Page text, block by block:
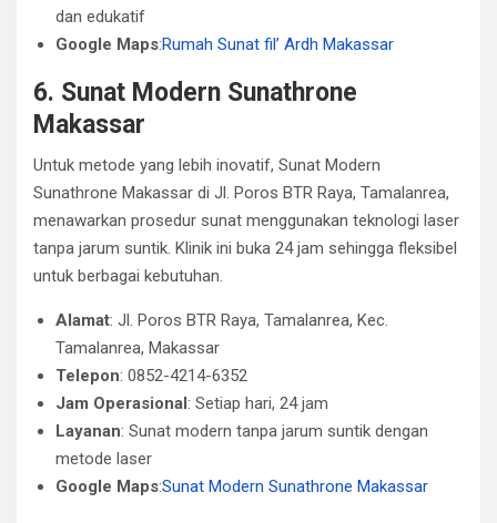
dan edukatif
Google Maps:Rumah Sunat fil’ Ardh Makassar
6. Sunat Modern Sunathrone
Makassar
Untuk metode yang lebih inovatif, Sunat Modern
Sunathrone Makassar di Jl. Poros BTR Raya, Tamalanrea,
menawarkan prosedur sunat menggunakan teknologi laser
tanpa jarum suntik. Klinik ini buka 24 jam sehingga fleksibel
untuk berbagai kebutuhan.
Alamat: Jl. Poros BTR Raya, Tamalanrea, Kec.
Tamalanrea, Makassar
Telepon: 0852-4214-6352
Jam Operasional: Setiap hari, 24 jam
Layanan: Sunat modern tanpa jarum suntik dengan
metode laser
Google Maps:Sunat Modern Sunathrone Makassar